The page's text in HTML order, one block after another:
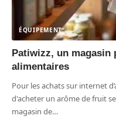
ÉQUIPEMENT
Patiwizz, un magasin
alimentaires
Pour les achats sur internet
d'acheter un arôme de fruit
magasin de…